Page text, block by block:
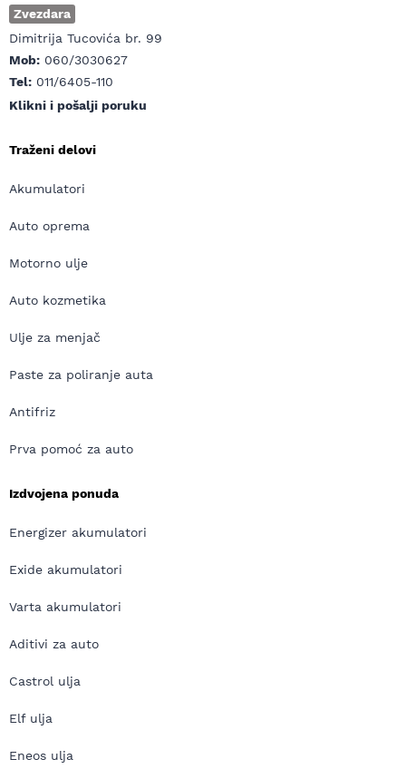
Zvezdara
Dimitrija Tucovića br. 99
Mob: 060/3030627
Tel: 011/6405-110
Klikni i pošalji poruku
Traženi delovi
Akumulatori
Auto oprema
Motorno ulje
Auto kozmetika
Ulje za menjač
Paste za poliranje auta
Antifriz
Prva pomoć za auto
Izdvojena ponuda
Energizer akumulatori
Exide akumulatori
Varta akumulatori
Aditivi za auto
Castrol ulja
Elf ulja
Eneos ulja